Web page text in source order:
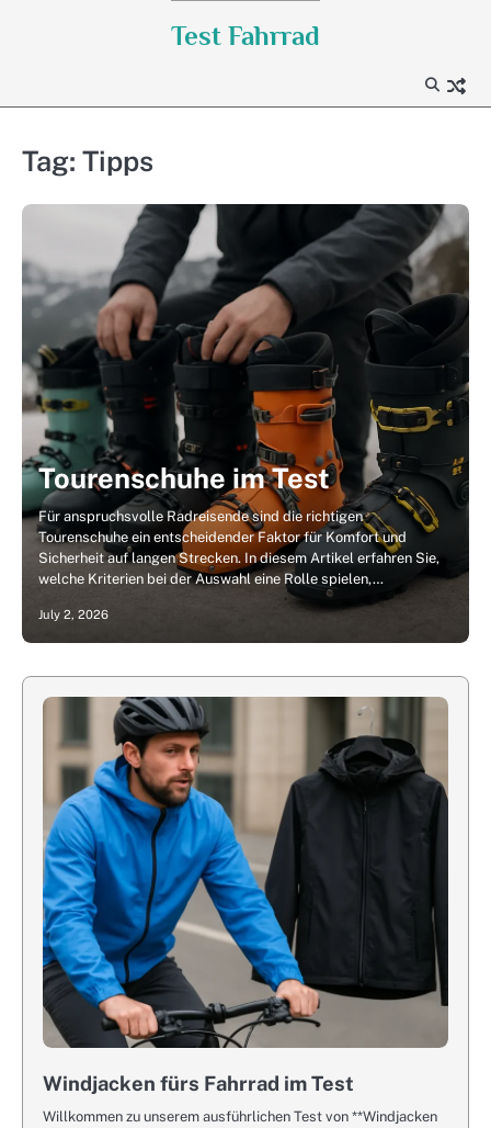
Test Fahrrad
Tag: Tipps
Tourenschuhe im Test
Für anspruchsvolle Radreisende sind die richtigen
Tourenschuhe ein entscheidender Faktor für Komfort und
Sicherheit auf langen Strecken. In diesem Artikel erfahren Sie,
welche Kriterien bei der Auswahl eine Rolle spielen,…
July 2, 2026
Windjacken fürs Fahrrad im Test
Willkommen zu unserem ausführlichen Test von **Windjacken